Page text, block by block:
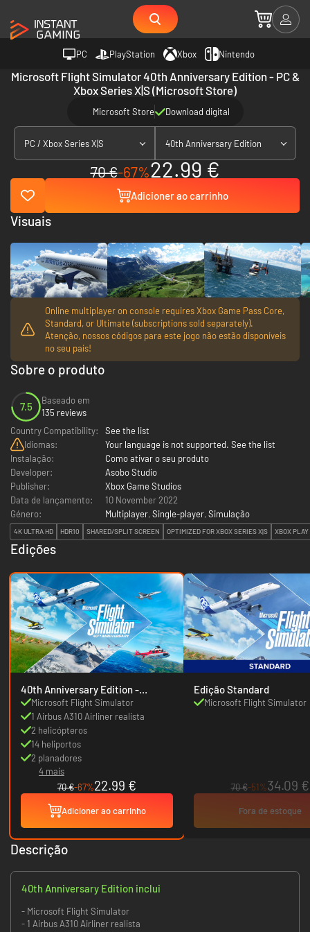
PC PlayStation Xbox Nintendo
Microsoft Flight Simulator 40th Anniversary Edition - PC &
Xbox Series X|S (Microsoft Store)
Microsoft Store Download digital
PC / Xbox Series X|S 40th Anniversary Edition
70 €-67%22.99 €
Adicioner ao carrinho
Online multiplayer on console requires Xbox Game Pass Core,
Standard, or Ultimate (subscriptions sold separately).
Atenção, nossos códigos para este jogo não estão disponíveis
no seu país!
Sobre o produto
7.5
Baseado em
135 reviews
Country Compatibility:
See the list
Idiomas:
Your language is not supported. See the list
Instalação:
Como ativar o seu produto
Developer:
Asobo Studio
Publisher:
Xbox Game Studios
Data de lançamento:
10 November 2022
Género:
Multiplayer, Single-player, Simulação
4K ULTRA HD HDR10 SHARED/SPLIT SCREEN OPTIMIZED FOR XBOX SERIES X|S XBOX
Edições
40th Anniversary Edition -
Europe
Microsoft Flight Simulator
1 Airbus A310 Airliner realista
2 helicópteros
14 heliportos
2 planadores
4 mais
70 €-67%22.99 €
Adicioner ao carrinho
Edição Standard
Microsoft Flight Simulator
70 €-51%34.09 €
Fora de estoque
Visuais
Descrição
40th Anniversary Edition inclui
- Microsoft Flight Simulator
- 1 Airbus A310 Airliner realista